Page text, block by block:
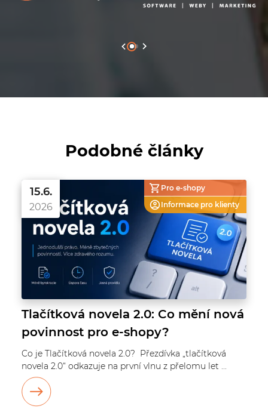
Podobné články
15.6.
2026
Pro e-shopy
Informace pro klienty
Tlačítková novela 2.0: Co mění nová
povinnost pro e-shopy?
Co je Tlačítková novela 2.0? Přezdívka „tlačítková
novela 2.0“ odkazuje na první vlnu z přelomu let ...